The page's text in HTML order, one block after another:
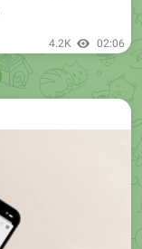
4.2K 02:06